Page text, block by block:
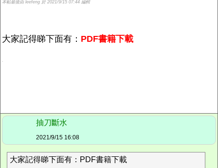
本帖最後由 leefeng 於 2021/9/15 07:44 編輯
大家記得睇下面有： PDF書籍下載
.
抽刀斷水
2021/9/15 16:08
大家記得睇下面有：PDF書籍下載